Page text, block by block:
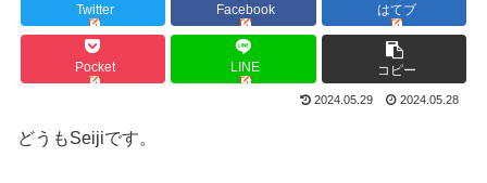
Twitter Facebook はてブ
Pocket LINE コピー
2024.05.29 2024.05.28
どうもSeijiです。